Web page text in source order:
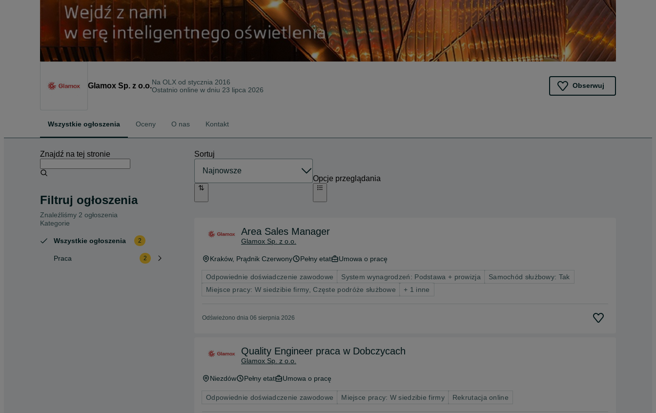
Glamox Sp. z o.o.Na OLX od stycznia 2016
Ostatnio online w dniu 23 lipca 2026
Obserwuj
Wszystkie ogłoszenia Oceny O nas Kontakt
Znajdź na tej stronie
Filtruj ogłoszenia
Znaleźliśmy 2 ogłoszenia
Kategorie
Wszystkie ogłoszenia 2
Praca 2
Sortuj
Opcje przeglądania
Area Sales Manager
Glamox Sp. z o.o.
Kraków, Prądnik Czerwony Pełny etat Umowa o pracę
Odpowiednie doświadczenie zawodowe System wynagrodzeń: Podstawa + prowizja
Samochód służbowy: Tak
Miejsce pracy: W siedzibie firmy, Częste podróże służbowe
+ 1 inne
Odświeżono dnia 06 sierpnia 2026
Quality Engineer praca w Dobczycach
Glamox Sp. z o.o.
Niezdów Pełny etat Umowa o pracę
Odpowiednie doświadczenie zawodowe Miejsce pracy: W siedzibie firmy Rekrutacja online